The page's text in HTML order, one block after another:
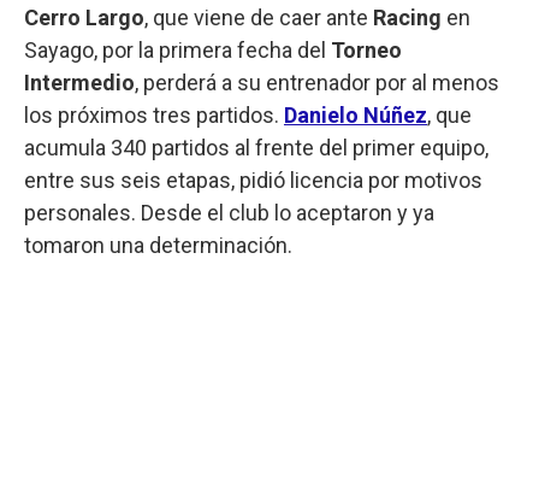
Cerro Largo, que viene de caer ante Racing en
Sayago, por la primera fecha del Torneo
Intermedio, perderá a su entrenador por al menos
los próximos tres partidos. Danielo Núñez, que
acumula 340 partidos al frente del primer equipo,
entre sus seis etapas, pidió licencia por motivos
personales. Desde el club lo aceptaron y ya
tomaron una determinación.